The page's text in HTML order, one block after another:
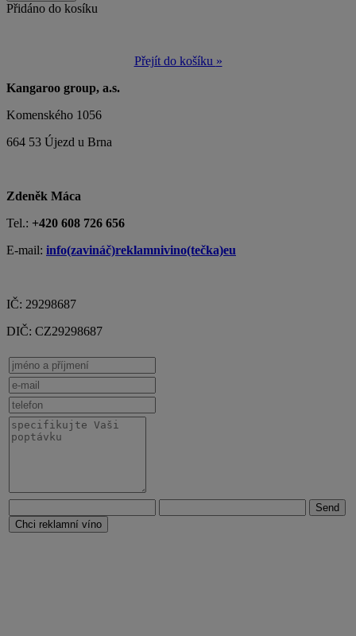
Přidáno do kosíku
Přejít do košíku »
Kangaroo group, a.s.
Komenského 1056
664 53 Újezd u Brna
Zdeněk Máca
Tel.: +420 608 726 656
E-mail: info(zavináč)reklamnivino(tečka)eu
IČ: 29298687
DIČ: CZ29298687